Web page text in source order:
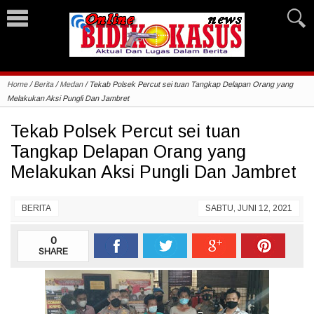
Home/Berita/Medan/ Tekab Polsek Percut sei tuan Tangkap Delapan Orang yang
Melakukan Aksi Pungli Dan Jambret
Tekab Polsek Percut sei tuan
Tangkap Delapan Orang yang
Melakukan Aksi Pungli Dan Jambret
BERITA SABTU, JUNI 12, 2021
0
SHARE